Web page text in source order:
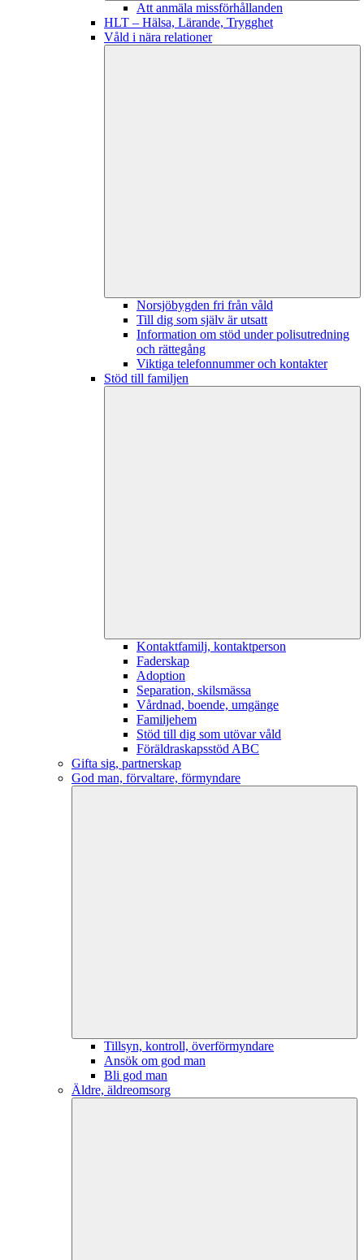
Att anmäla missförhållanden
HLT – Hälsa, Lärande, Trygghet
Våld i nära relationer
Norsjöbygden fri från våld
Till dig som själv är utsatt
Information om stöd under polisutredning
och rättegång
Viktiga telefonnummer och kontakter
Stöd till familjen
Kontaktfamilj, kontaktperson
Faderskap
Adoption
Separation, skilsmässa
Vårdnad, boende, umgänge
Familjehem
Stöd till dig som utövar våld
Föräldraskapsstöd ABC
Gifta sig, partnerskap
God man, förvaltare, förmyndare
Tillsyn, kontroll, överförmyndare
Ansök om god man
Bli god man
Äldre, äldreomsorg